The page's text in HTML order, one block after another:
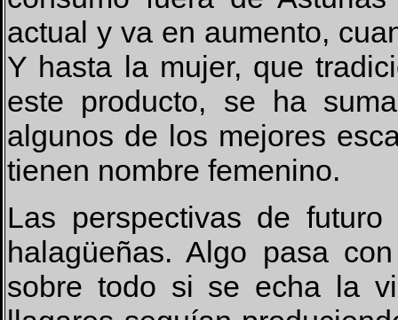
actual y va en aumento,
Y hasta la mujer, que
este producto, se ha
algunos de los mejores
tienen nombre femenino.
Las perspectivas de
halagüeñas. Algo pasa
sobre todo si se echa la